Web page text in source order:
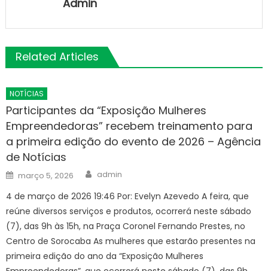
Admin
Related Articles
NOTÍCIAS
Participantes da “Exposição Mulheres
Empreendedoras” recebem treinamento para
a primeira edição do evento de 2026 – Agência
de Notícias
Posted
on
março 5, 2026 Author
admin
4 de março de 2026 19:46 Por: Evelyn Azevedo A feira, que
reúne diversos serviços e produtos, ocorrerá neste sábado
(7), das 9h às 15h, na Praça Coronel Fernando Prestes, no
Centro de Sorocaba As mulheres que estarão presentes na
primeira edição do ano da “Exposição Mulheres